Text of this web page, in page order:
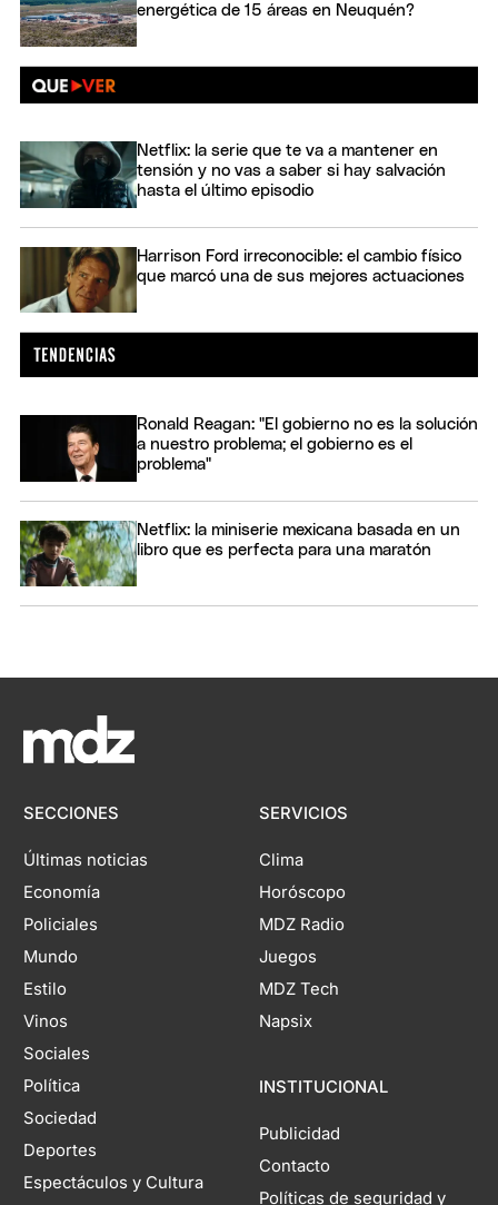
energética de 15 áreas en Neuquén?
Netflix: la serie que te va a mantener en
tensión y no vas a saber si hay salvación
hasta el último episodio
Harrison Ford irreconocible: el cambio físico
que marcó una de sus mejores actuaciones
Ronald Reagan: "El gobierno no es la solución
a nuestro problema; el gobierno es el
problema"
Netflix: la miniserie mexicana basada en un
libro que es perfecta para una maratón
SECCIONES
Últimas noticias
Economía
Policiales
Mundo
Estilo
Vinos
Sociales
Política
Sociedad
Deportes
Espectáculos y Cultura
SERVICIOS
Clima
Horóscopo
MDZ Radio
Juegos
MDZ Tech
Napsix
INSTITUCIONAL
Publicidad
Contacto
Políticas de seguridad y